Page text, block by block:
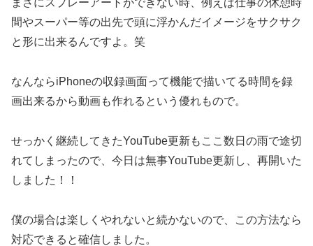
まさにスプレーアートができない時、例えば仕事の休憩時
間やスーパー等の出先で頭に浮かんだイメージをサクサク
と形に出来るんですよ。笑
なんならiPhoneの収録画面って機能で描いてる時間を録
画出来るから動画も作れるという優れもので。
せっかく継続してきたYouTube更新もここ数日の雨で途切
れてしまったので、今日は無事YouTube更新し、再開いた
しました！！
僕の場合は楽しくやれないと続かないので、この方法なら
対応できると確信しました。